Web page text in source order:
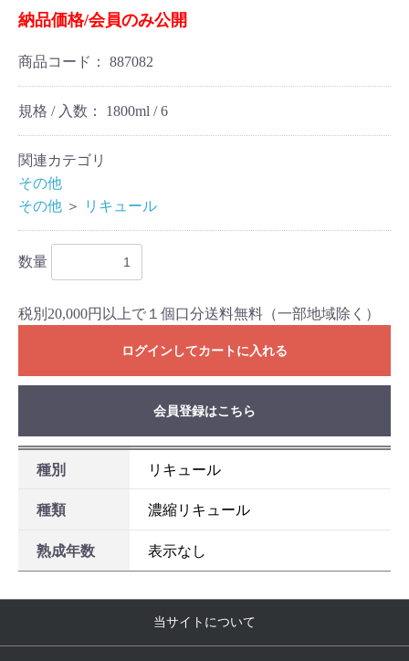
納品価格/会員のみ公開
商品コード： 887082
規格 / 入数： 1800ml / 6
関連カテゴリ
その他
その他 ＞ リキュール
数量
税別20,000円以上で１個口分送料無料（一部地域除く）
ログインしてカートに入れる
お買い物を続ける カートへ進む
会員登録はこちら
種別 リキュール
種類 濃縮リキュール
熟成年数 表示なし
当サイトについて